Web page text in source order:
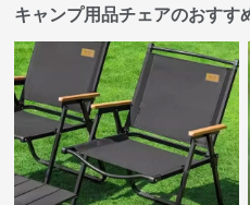
キャンプ用品チェアのおすす